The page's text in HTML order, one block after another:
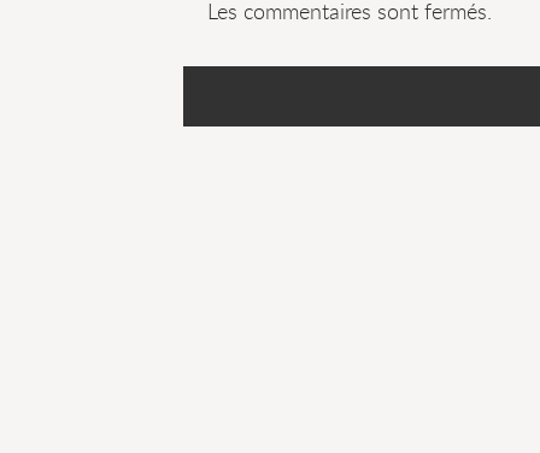
Les commentaires sont fermés.